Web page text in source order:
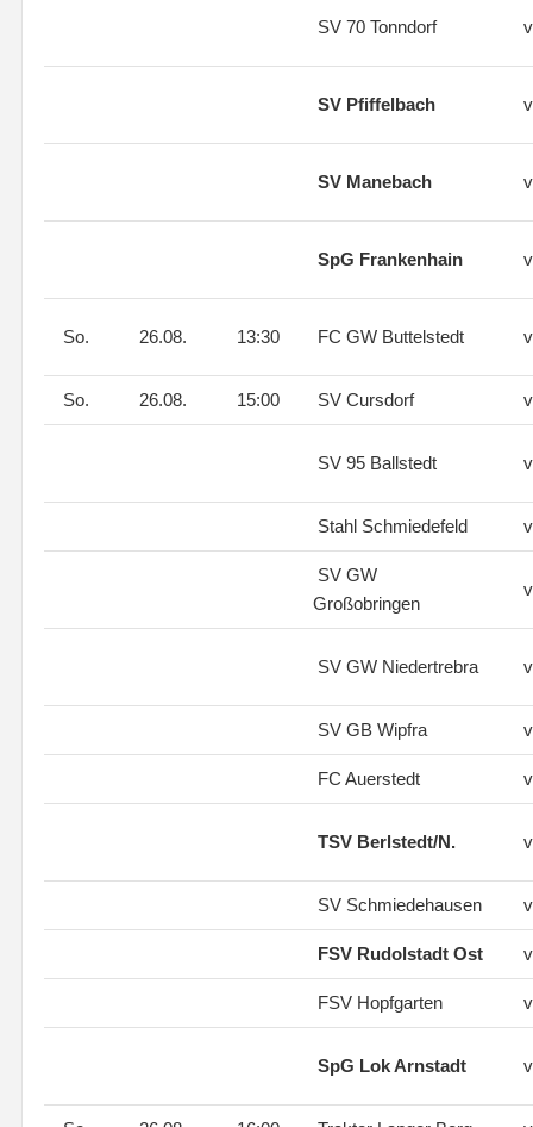
SV 70 Tonndorf
SV Pfiffelbach
SV Manebach
SpG Frankenhain
So. 26.08. 13:30 FC GW Buttelstedt
So. 26.08. 15:00 SV Cursdorf
SV 95 Ballstedt
Stahl Schmiedefeld
SV GW
Großobringen
SV GW Niedertrebra
SV GB Wipfra
FC Auerstedt
TSV Berlstedt/N.
SV Schmiedehausen
FSV Rudolstadt Ost
FSV Hopfgarten
SpG Lok Arnstadt